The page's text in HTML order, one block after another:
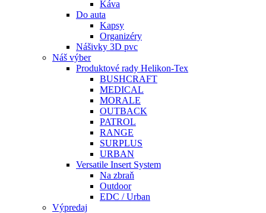
Káva
Do auta
Kapsy
Organizéry
Nášivky 3D pvc
Náš výber
Produktové rady Helikon-Tex
BUSHCRAFT
MEDICAL
MORALE
OUTBACK
PATROL
RANGE
SURPLUS
URBAN
Versatile Insert System
Na zbraň
Outdoor
EDC / Urban
Výpredaj